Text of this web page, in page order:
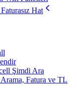
Hat
Şimdi Ara
Fatura ve TL